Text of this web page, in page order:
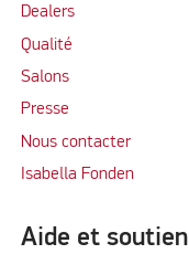
Dealers
Qualité
Salons
Presse
Nous contacter
Isabella Fonden
Aide et soutien